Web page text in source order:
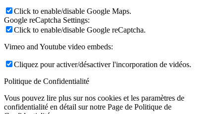
Click to enable/disable Google Maps.
Google reCaptcha Settings:
Click to enable/disable Google reCaptcha.
Vimeo and Youtube video embeds:
Cliquez pour activer/désactiver l'incorporation de vidéos.
Politique de Confidentialité
Vous pouvez lire plus sur nos cookies et les paramètres de
confidentialité en détail sur notre Page de Politique de